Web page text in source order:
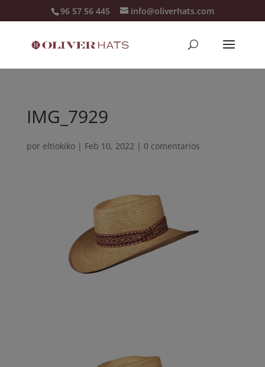
96 57 56 445 info@oliverhats.com
IMG_7929
por eltiokiko| Feb 10, 2022 | 0 comentarios